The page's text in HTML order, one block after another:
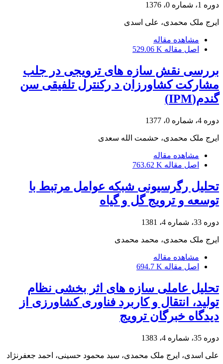
دوره 1، شماره 0، 1376
ایرج ملک محمدی، علی اسدی
مشاهده مقاله
اصل مقاله 529.06 K
بررسی نقش سازه های ترویجی در جلب
مشارکت کشاورزان د رکنترل تلفیقی سن
گندم(IPM)
دوره 4، شماره 0، 1377
ایرج ملک محمدی، حشمت الله سعدی
مشاهده مقاله
اصل مقاله 763.62 K
تحلیل رگرسیونی شبکه عوامل مرتبط با
توسعه و ترویج گل و گیاه
دوره 33، شماره 4، 1381
ایرج ملک محمدی، محمد محمدی
مشاهده مقاله
اصل مقاله 694.7 K
تحلیل عاملی سازه های اثر بخشی نظام
تولید، انتقال و کاربرد فناوری کشاورزی از
دیدگاه خبرگان ترویج
دوره 35، شماره 4، 1383
علی اسدی، ایرج ملک محمدی، سید محمود حسینی، احمد جعفرنژاد